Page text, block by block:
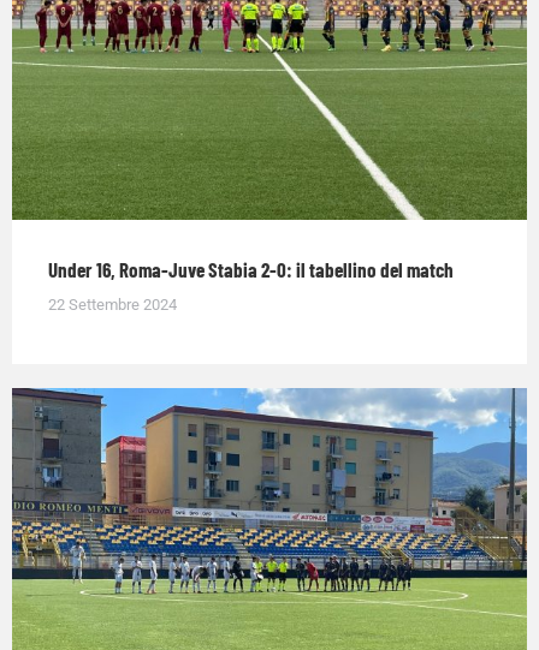
Under 16, Roma-Juve Stabia 2-0: il tabellino del match
22 Settembre 2024